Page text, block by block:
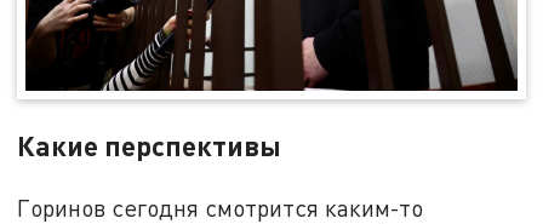
Какие перспективы
Горинов сегодня смотрится каким-то